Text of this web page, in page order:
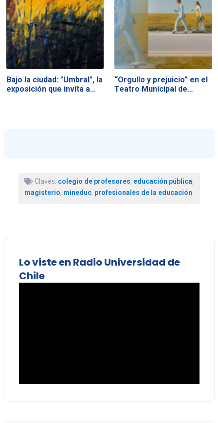
Bajo la ciudad: "Umbral", la
exposición que invita a…
“Orgullo y prejuicio” en el
Teatro Municipal de…
Claves: colegio de profesores, educación pública,
magisterio, mineduc, profesionales de la educación
Lo viste en Radio Universidad de
Chile